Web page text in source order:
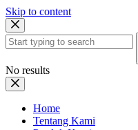
Skip to content
No results
Home
Tentang Kami